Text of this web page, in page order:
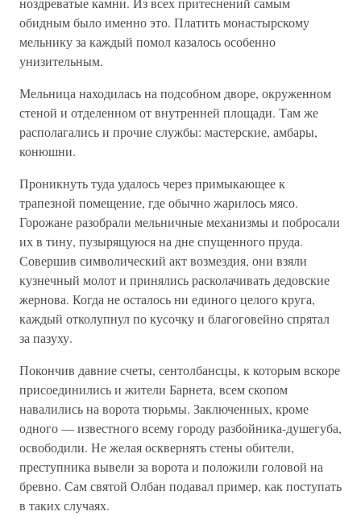
обидным было именно это. Платить монастырскому
мельнику за каждый помол казалось особенно
унизительным.
Мельница находилась на подсобном дворе, окруженном
стеной и отделенном от внутренней площади. Там же
располагались и прочие службы: мастерские, амбары,
конюшни.
Проникнуть туда удалось через примыкающее к
трапезной помещение, где обычно жарилось мясо.
Горожане разобрали мельничные механизмы и побросали
их в тину, пузырящуюся на дне спущенного пруда.
Совершив символический акт возмездия, они взяли
кузнечный молот и принялись расколачивать дедовские
жернова. Когда не осталось ни единого целого круга,
каждый отколупнул по кусочку и благоговейно спрятал
за пазуху.
Покончив давние счеты, сентолбансцы, к которым вскоре
присоединились и жители Барнета, всем скопом
навалились на ворота тюрьмы. Заключенных, кроме
одного — известного всему городу разбойника-душегуба,
освободили. Не желая осквернять стены обители,
преступника вывели за ворота и положили головой на
бревно. Сам святой Олбан подавал пример, как поступать
в таких случаях.